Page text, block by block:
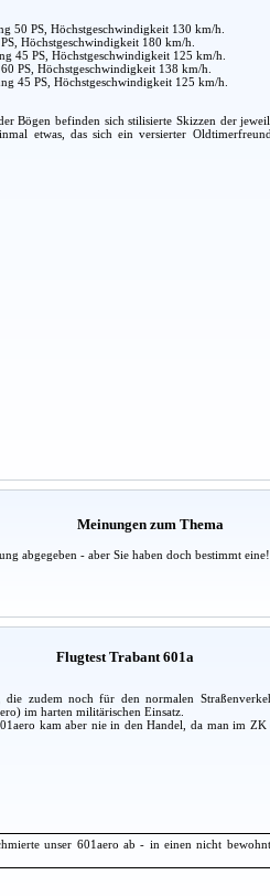
50 PS, Höchstgeschwindigkeit 130 km/h.
Höchstgeschwindigkeit 180 km/h.
45 PS, Höchstgeschwindigkeit 125 km/h.
PS, Höchstgeschwindigkeit 138 km/h.
45 PS, Höchstgeschwindigkeit 125 km/h.
Bögen befinden sich stilisierte Skizzen der
etwas, das sich ein versierter
Meinungen zum Thema
abgegeben - aber Sie haben doch bestimmt eine!
Flugtest Trabant 601a
zudem noch für den normalen
im harten militärischen Einsatz.
kam aber nie in den Handel, da man im
unser 601aero ab - in einen nicht